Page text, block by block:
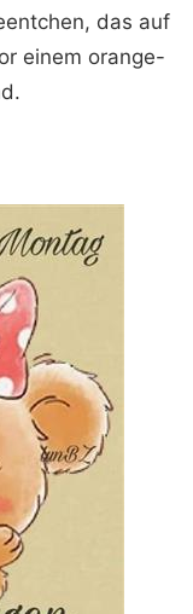
das auf
einem orange-